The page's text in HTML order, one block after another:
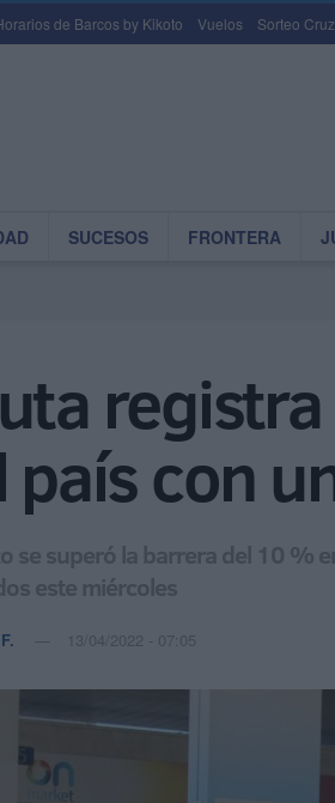
de Barcos by Kikoto Vuelos Sorteo
SUCESOS FRONTERA
país con
se superó la barrera del 10 %
este miércoles
13/04/2022 - 07:05